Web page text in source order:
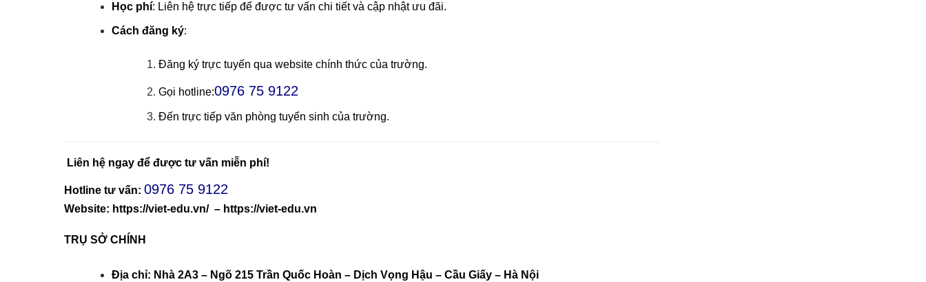
Học phí: Liên hệ trực tiếp để được tư vấn chi tiết và cập nhật ưu đãi.
Cách đăng ký:
Đăng ký trực tuyến qua website chính thức của trường.
Gọi hotline:0976 75 9122
Đến trực tiếp văn phòng tuyển sinh của trường.
Liên hệ ngay để được tư vấn miễn phí!
Hotline tư vấn: 0976 75 9122
Website: https://viet-edu.vn/– https://viet-edu.vn
TRỤ SỞ CHÍNH
Địa chỉ: Nhà 2A3 – Ngõ 215 Trần Quốc Hoàn – Dịch Vọng Hậu – Cầu Giấy – Hà Nội